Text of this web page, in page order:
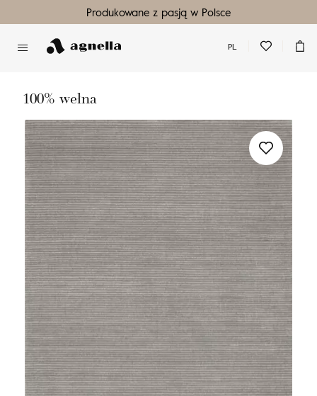
Produkowane z pasją w Polsce
PL
100% wełna